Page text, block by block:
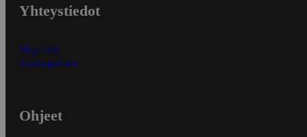
Yhteystiedot
Myymälät
Asiakaspalvelu
Ohjeet